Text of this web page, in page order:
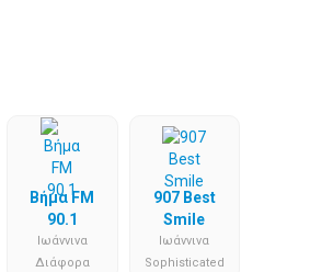
Βήμα FM
90.1
Iωάννινα
Διάφορα
907 Best
Smile
Iωάννινα
Sophisticated